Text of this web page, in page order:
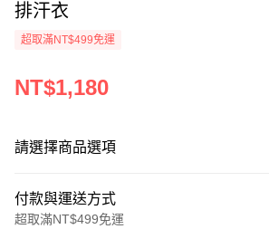
排汗衣
超取滿NT$499免運
NT$1,180
請選擇商品選項
付款與運送方式
超取滿NT$499免運